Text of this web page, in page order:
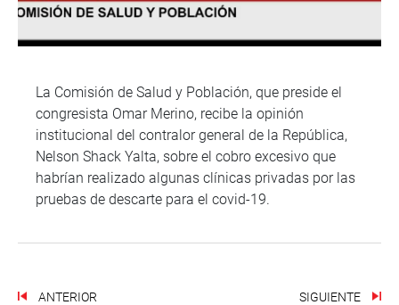
La Comisión de Salud y Población, que preside el
congresista Omar Merino, recibe la opinión
institucional del contralor general de la República,
Nelson Shack Yalta, sobre el cobro excesivo que
habrían realizado algunas clínicas privadas por las
pruebas de descarte para el covid-19.
ANTERIOR SIGUIENTE